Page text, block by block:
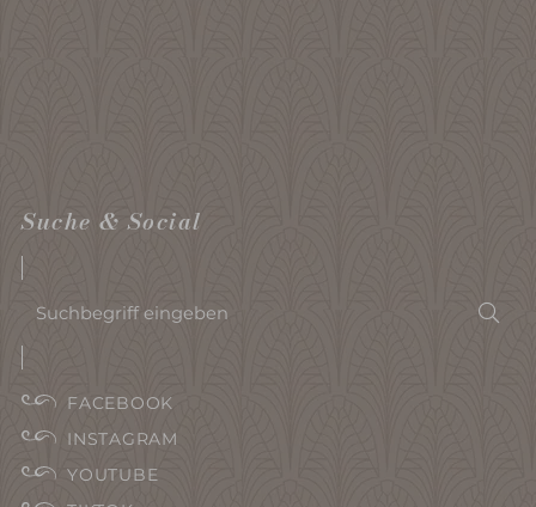
Suche & Social
eingeben
FACEBOOK
INSTAGRAM
YOUTUBE